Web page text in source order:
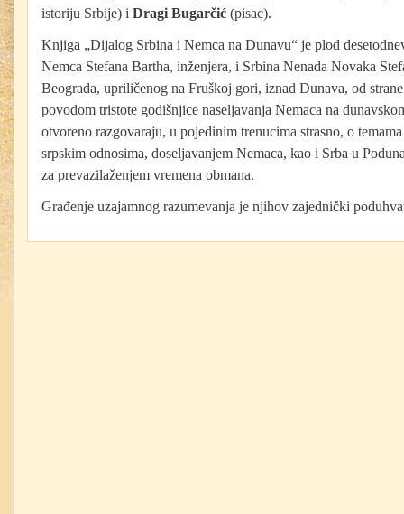
istoriju Srbije) i Dragi Bugarčić (pisac).
Knjiga „Dijalog Srbina i Nemca na Dunavu“ je plod
Nemca Stefana Bartha, inženjera, i Srbina Nenada Novaka
Beograda, upriličenog na Fruškoj gori, iznad Dunava, od
povodom tristote godišnjice naseljavanja Nemaca na
otvoreno razgovaraju, u pojedinim trenucima strasno, o
srpskim odnosima, doseljavanjem Nemaca, kao i Srba u
za prevazilaženjem vremena obmana.
Građenje uzajamnog razumevanja je njihov zajednički